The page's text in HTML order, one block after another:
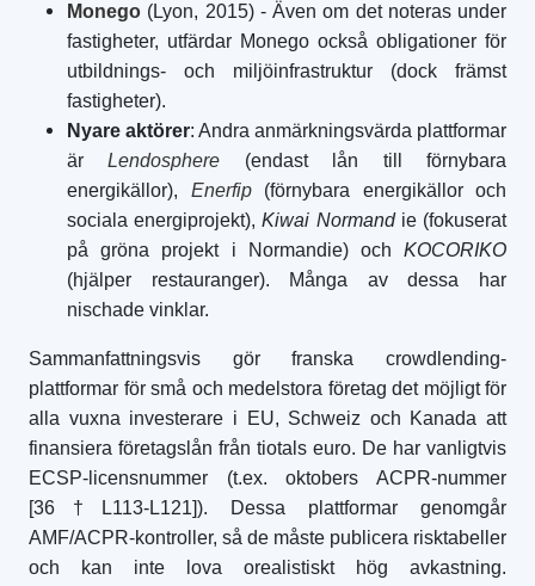
Monego (Lyon, 2015) - Även om det noteras under
fastigheter, utfärdar Monego också obligationer för
utbildnings- och miljöinfrastruktur (dock främst
fastigheter).
Nyare aktörer: Andra anmärkningsvärda plattformar
ärLendosphere (endast lån till förnybara
energikällor), Enerfip(förnybara energikällor och
sociala energiprojekt),Kiwai Normandie (fokuserat
på gröna projekt i Normandie) och KOCORIKO
(hjälper restauranger). Många av dessa har
nischade vinklar.
Sammanfattningsvis gör franska crowdlending-
plattformar för små och medelstora företag det möjligt för
alla vuxna investerare i EU, Schweiz och Kanada att
finansiera företagslån från tiotals euro. De har vanligtvis
ECSP-licensnummer (t.ex. oktobers ACPR-nummer
[36†L113-L121]). Dessa plattformar genomgår
AMF/ACPR-kontroller, så de måste publicera risktabeller
och kan inte lova orealistiskt hög avkastning.